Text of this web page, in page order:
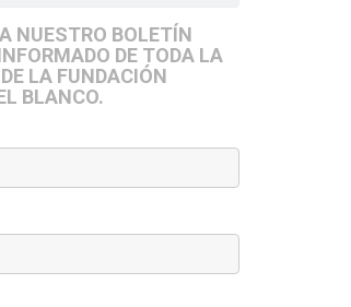
NUESTRO BOLETÍN
DE TODA LA
LA FUNDACIÓN
BLANCO.